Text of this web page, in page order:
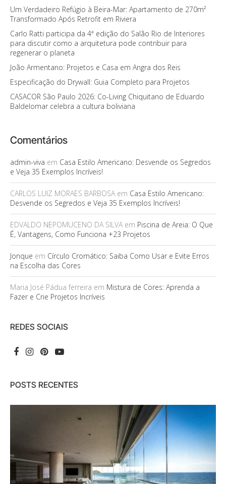
Um Verdadeiro Refúgio à Beira-Mar: Apartamento de 270m²
Transformado Após Retrofit em Riviera
Carlo Ratti participa da 4ª edição do Salão Rio de Interiores
para discutir como a arquitetura pode contribuir para
regenerar o planeta
João Armentano: Projetos e Casa em Angra dos Reis
Especificação do Drywall: Guia Completo para Projetos
CASACOR São Paulo 2026: Co-Living Chiquitano de Eduardo
Baldelomar celebra a cultura boliviana
Comentários
admin-viva em Casa Estilo Americano: Desvende os Segredos
e Veja 35 Exemplos Incríveis!
CARLOS LUIZ MORAES BARBOSAem Casa Estilo Americano:
Desvende os Segredos e Veja 35 Exemplos Incríveis!
EDVALDO NEPOMUCENO DA SILVAem Piscina de Areia: O Que
É, Vantagens, Como Funciona +23 Projetos
Jonque em Círculo Cromático: Saiba Como Usar e Evite Erros
na Escolha das Cores
Maria José Pádua ferreira em Mistura de Cores: Aprenda a
Fazer e Crie Projetos Incríveis
REDES SOCIAIS
POSTS RECENTES